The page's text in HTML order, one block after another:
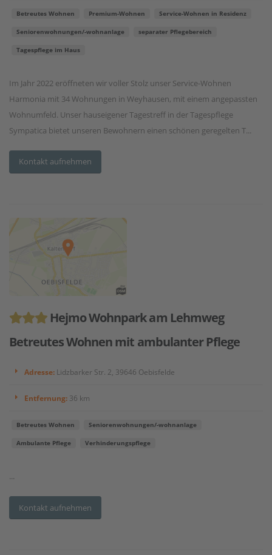
Betreutes Wohnen Premium-Wohnen Service-Wohnen in Residenz
Seniorenwohnungen/-wohnanlage separater Pflegebereich
Tagespflege im Haus
Im Jahr 2022 eröffneten wir voller Stolz unser Service-Wohnen
Harmonia mit 34 Wohnungen in Weyhausen, mit einem angepassten
Wohnumfeld. Unser hauseigener Tagestreff in der Tagespflege
Sympatica bietet unseren Bewohnern einen schönen geregelten T...
Kontakt aufnehmen
Hejmo Wohnpark am Lehmweg
Betreutes Wohnen mit ambulanter Pflege
Adresse: Lidzbarker Str. 2, 39646 Oebisfelde
Entfernung: 36 km
Betreutes Wohnen Seniorenwohnungen/-wohnanlage
Ambulante Pflege Verhinderungspflege
...
Kontakt aufnehmen